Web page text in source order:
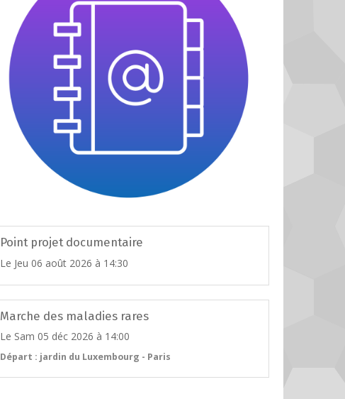
Point projet documentaire
Le Jeu 06 août 2026 à 14:30
Marche des maladies rares
Le Sam 05 déc 2026 à 14:00
Départ : jardin du Luxembourg - Paris